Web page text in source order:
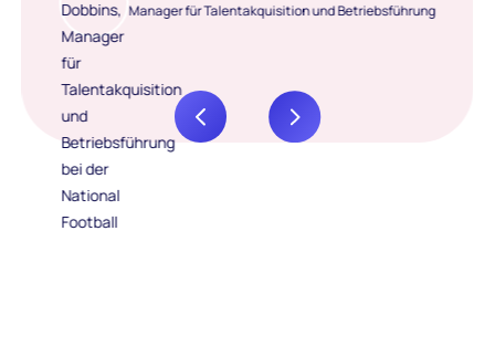
Manager für Talentakquisition und Betriebsführung